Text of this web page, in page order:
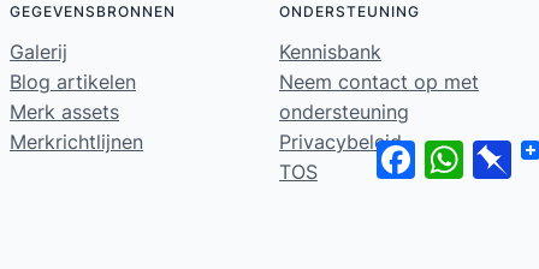
GEGEVENSBRONNEN
Galerij
Blog artikelen
Merk assets
Merkrichtlijnen
ONDERSTEUNING
Kennisbank
Neem contact op met
ondersteuning
Privacybeleid
TOS
Facebook